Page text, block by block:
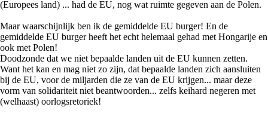
(Europees land) ... had de EU, nog wat ruimte gegeven aan de Polen.
Maar waarschijnlijk ben ik de gemiddelde EU burger! En de
gemiddelde EU burger heeft het echt helemaal gehad met Hongarije en
ook met Polen!
Doodzonde dat we niet bepaalde landen uit de EU kunnen zetten.
Want het kan en mag niet zo zijn, dat bepaalde landen zich aansluiten
bij de EU, voor de miljarden die ze van de EU krijgen... maar deze
vorm van solidariteit niet beantwoorden... zelfs keihard negeren met
(welhaast) oorlogsretoriek!